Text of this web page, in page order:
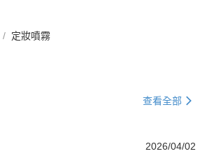
定妝噴霧
查看全部
2026/04/02